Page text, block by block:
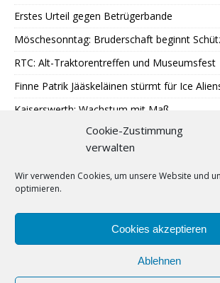
Cookie-Zustimmung
verwalten
Wir verwenden Cookies, um unsere Website und
optimieren.
Cookies akzeptieren
Ablehnen
Erstes Urteil gegen Betrügerbande
Möschesonntag: Bruderschaft beginnt
RTC: Alt-Traktorentreffen und Museumsfest
Finne Patrik Jääskeläinen stürmt für Ice
Kaiserswerth: Wachstum mit Maß
Gemeinsames Lesen im Park
SPD: 45 Arbeitsjahre sind genug
Hochbeete am JUZ Eggerscheidt
Feuerwehr: Waldbrandbekämpfung in Spanien